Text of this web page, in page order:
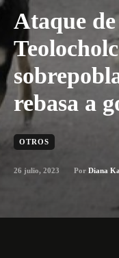
Ataque
rebasa a
OTROS
26 julio, 2023 Por Diana